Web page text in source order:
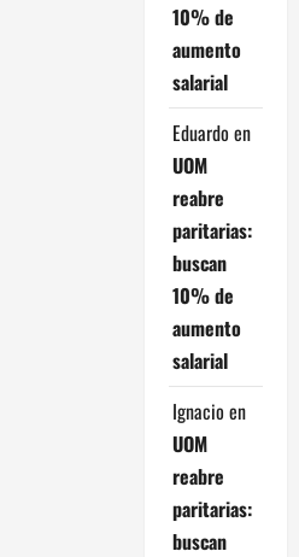
10% de
aumento
salarial
Eduardo en
UOM
reabre
paritarias:
buscan
10% de
aumento
salarial
Ignacio en
UOM
reabre
paritarias:
buscan